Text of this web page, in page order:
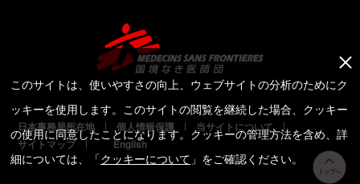
日本事務局所在地 個人情報保護
当サイトについて
サイトマップ
English
トップへ
このサイトは、使いやすさの向上、ウェブサイトの分析のためにク
ッキーを使用します。このサイトの閲覧を継続した場合、クッキー
の使用に同意したことになります。クッキーの管理方法を含め、詳
細については、「クッキーについて 」をご確認ください。